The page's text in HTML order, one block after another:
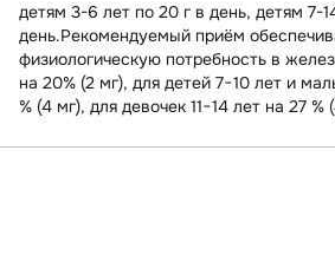
детям 3-6 лет по 20 г в день, детям 7-
день.Рекомендуемый приём
физиологическую потребность в
на 20% (2 мг), для детей 7−10 лет и
% (4 мг), для девочек 11−14 лет на 27 %